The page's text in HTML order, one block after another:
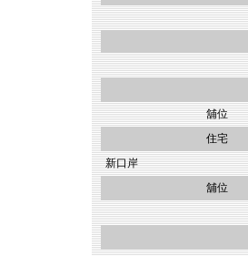
舖位
住宅
新口岸
舖位